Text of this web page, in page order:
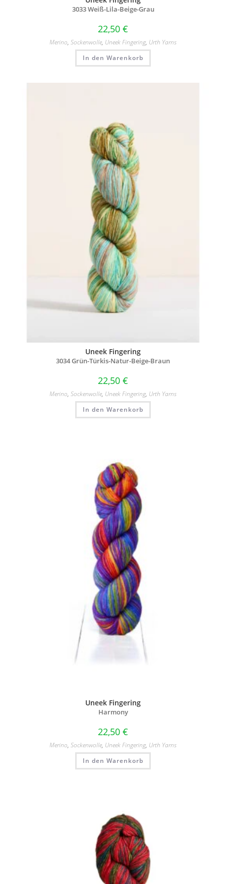
3033 Weiß-Lila-Beige-Grau
22,50 €
Merino, Sockenwolle, Uneek Fingering, Urth Yarns
In den Warenkorb
Uneek Fingering
3034 Grün-Türkis-Natur-Beige-Braun
22,50 €
Merino, Sockenwolle, Uneek Fingering, Urth Yarns
In den Warenkorb
Uneek Fingering
Harmony
22,50 €
Merino, Sockenwolle, Uneek Fingering, Urth Yarns
In den Warenkorb